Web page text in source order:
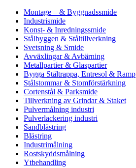
Montage – & Byggnadssmide
Industrismide
Konst- & Inredningssmide
Stålbyggen & Ståltillverkning
Svetsning & Smide
Avväxlingar & Avbärning
Metallpartier & Glaspartier
Bygga Ståltrappa, Entresol & Ramp
Stålstommar & Stomförstärkning
Cortenstål & Parksmide
Tillverkning av Grindar & Staket
Pulvermålning industri
Pulverlackering industri
Sandblästring
Blästring
Industrimålning
Rostskyddsmålning
Ytbehandling